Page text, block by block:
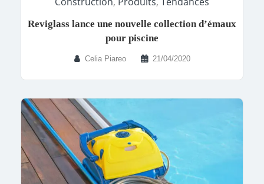
Reviglass lance une nouvelle collection d’émaux
pour piscine
Celia Piareo 21/04/2020